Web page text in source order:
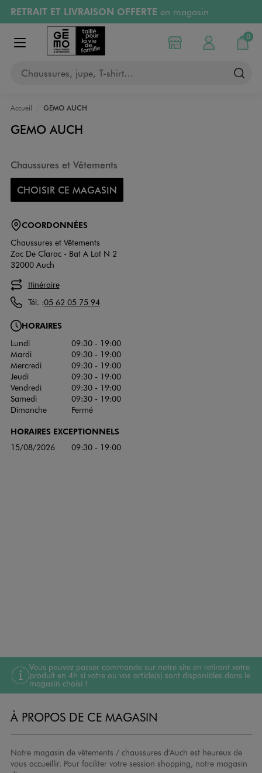
Aller au contenu principal
Aller à la navigation
RETRAIT ET LIVRAISON OFFERTE en magasin
Retours OFFERTSpendant 30 jours
PAYEZ EN 3x SANS FRAIS
RÉSERVATION GRATUITE
Afficher le menu
Chaussures, jupe, T-shirt…
Choisir mon magasin
Mon compte
0
Mon
Accueil GEMO AUCH
GEMO AUCH
Chaussures et Vêtements
CHOISIR CE MAGASIN
COORDONNÉES
Chaussures et Vêtements
Zac De Clarac - Bat A Lot N 2
32000 Auch
Itinéraire
Tél. :05 62 05 75 94
HORAIRES
Lundi
09:30 - 19:00
Mardi
09:30 - 19:00
Mercredi
09:30 - 19:00
Jeudi
09:30 - 19:00
Vendredi
09:30 - 19:00
Samedi
09:30 - 19:00
Dimanche
Fermé
HORAIRES EXCEPTIONNELS
15/08/2026 09:30 - 19:00
Vous pouvez passer commande sur notre site en retirant votre
produit en 4h si votre ou vos article(s) sont disponibles dans le
magasin choisi !
À PROPOS DE CE MAGASIN
Notre magasin de vêtements / chaussures d'Auch est heureux de
vous accueillir. Pour faciliter votre session shopping, notre magasin